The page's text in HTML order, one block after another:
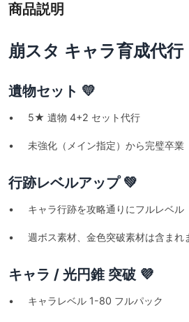
商品説明
崩スタ キャラ育成代行
遺物セット 💛
• 5★ 遺物 4+2 セット代行
• 未強化（メイン指定）から完璧卒業
行跡レベルアップ 💚
• キャラ行跡を攻略通りにフルレベル
• 週ボス素材、金色突破素材は含まれ
キャラ / 光円錐 突破 💜
• キャラレベル 1-80 フルパック